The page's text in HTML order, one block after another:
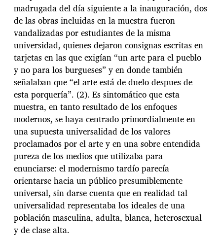
madrugada del día siguiente a la inauguración, dos
de las obras incluidas en la muestra fueron
vandalizadas por estudiantes de la misma
universidad, quienes dejaron consignas escritas en
tarjetas en las que exigían “un arte para el pueblo
y no para los burgueses” y en donde también
señalaban que “el arte está de duelo despues de
esta porquería”. (2). Es sintomático que esta
muestra, en tanto resultado de los enfoques
modernos, se haya centrado primordialmente en
una supuesta universalidad de los valores
proclamados por el arte y en una sobre entendida
pureza de los medios que utilizaba para
enunciarse: el modernismo tardío parecía
orientarse hacia un público presumiblemente
universal, sin darse cuenta que en realidad tal
universalidad representaba los ideales de una
población masculina, adulta, blanca, heterosexual
y de clase alta.